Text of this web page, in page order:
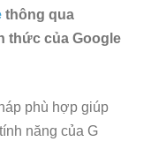
thông qua
thức của Google
phù hợp giúp
năng của G